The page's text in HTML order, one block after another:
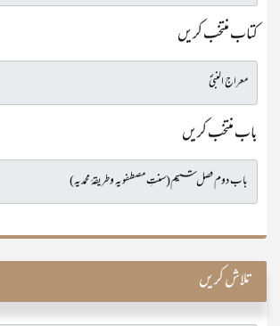
کتاب منتخب کریں
باب منتخب کریں
تلاش کریں